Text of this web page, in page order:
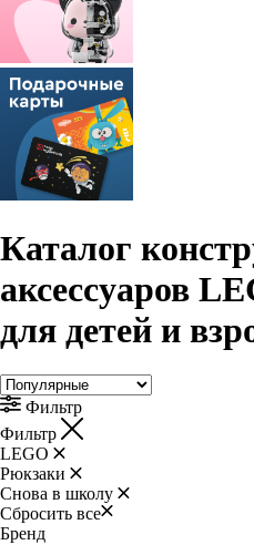
Каталог
аксессуаров
для детей и
Фильтр
Фильтр
LEGO
Рюкзаки
Снова в школу
Сбросить все
Бренд